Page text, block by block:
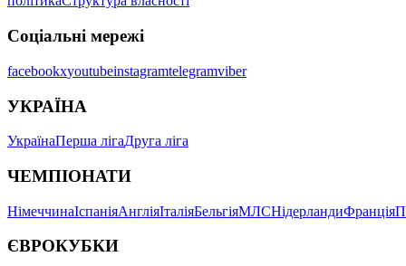
Соціальні мережі
facebookxyoutubeinstagramtelegramviber
УКРАЇНА
УкраїнаПерша лігаДруга ліга
ЧЕМПІОНАТИ
НімеччинаІспаніяАнгліяІталіяБельгіяМЛСНідерландиФранція
ЄВРОКУБКИ